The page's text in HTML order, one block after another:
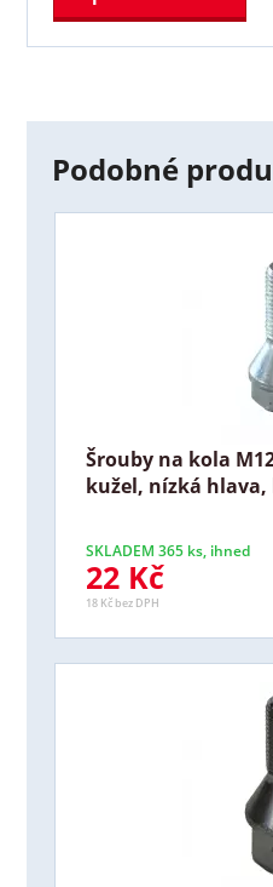
Podobné
Šrouby na kola
kužel, nízká hlava,
SKLADEM 365 ks, ihned
22 Kč
18 Kč bez DPH